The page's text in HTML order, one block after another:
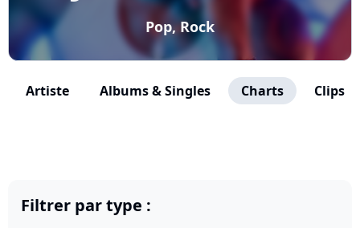
Pop, Rock
Artiste Albums & Singles Charts Clips
Filtrer par type :